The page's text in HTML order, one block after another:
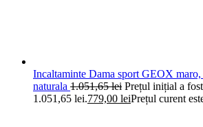
Incaltaminte Dama sport GEOX
naturala 1.051,65lei Prețul inițial a
1.051,65 lei.779,00 leiPrețul curent